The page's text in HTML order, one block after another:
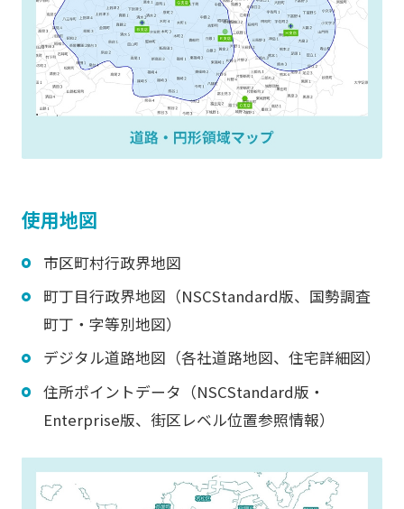
使用地図
市区町村行政界地図
町丁目行政界地図（NSCStandard版、国勢調査
町丁・字等別地図）
デジタル道路地図（各社道路地図、住宅詳細図）
住所ポイントデータ（NSCStandard版・
Enterprise版、街区レベル位置参照情報）